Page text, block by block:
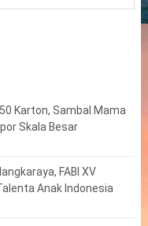
Karton, Sambal Mama
Skala Besar
FABI XV
Anak Indonesia